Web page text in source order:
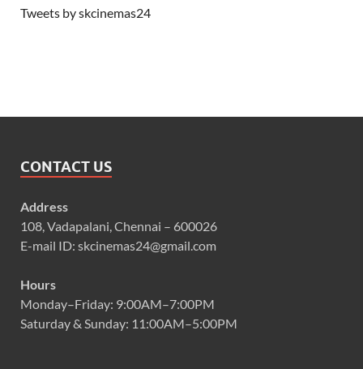
Tweets by skcinemas24
CONTACT US
Address
108, Vadapalani, Chennai – 600026
E-mail ID: skcinemas24@gmail.com
Hours
Monday–Friday: 9:00AM–7:00PM
Saturday & Sunday: 11:00AM–5:00PM